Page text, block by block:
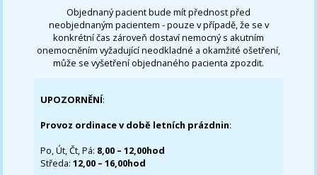
Objednaný pacient bude mít přednost před
neobjednaným pacientem - pouze v případě, že se v
konkrétní čas zároveň dostaví nemocný s akutním
onemocněním vyžadující neodkladné a okamžité ošetření,
může se vyšetření objednaného pacienta zpozdit.
UPOZORNĚNÍ:
Provoz ordinace v době letních prázdnin:
Po, Út, Čt, Pá: 8,00 – 12,00hod
Středa:12,00 – 16,00hod